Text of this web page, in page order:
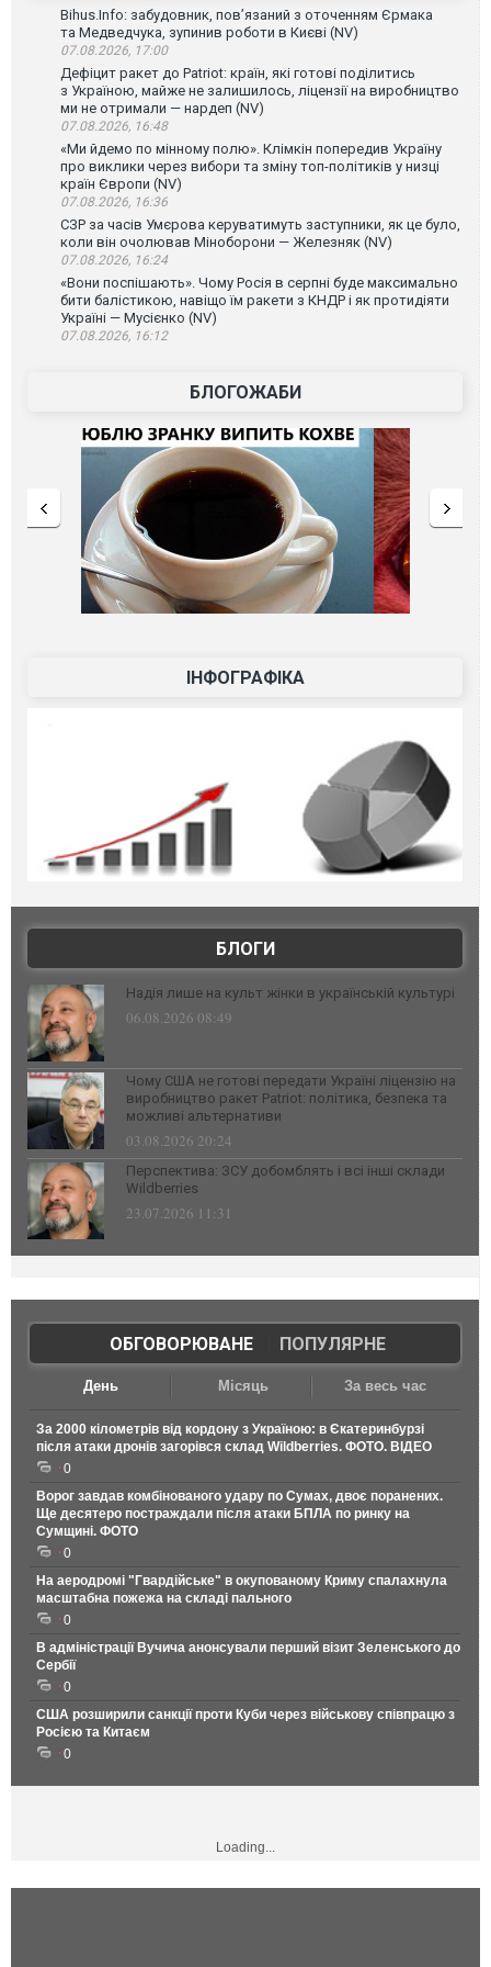
Bihus.Info: забудовник, пов’язаний з оточенням Єрмака
та Медведчука, зупинив роботи в Києві (NV)
07.08.2026, 17:00
Дефіцит ракет до Patriot: країн, які готові поділитись
з Україною, майже не залишилось, ліцензії на виробництво
ми не отримали — нардеп (NV)
07.08.2026, 16:48
«Ми йдемо по мінному полю». Клімкін попередив Україну
про виклики через вибори та зміну топ-політиків у низці
країн Європи (NV)
07.08.2026, 16:36
СЗР за часів Умєрова керуватимуть заступники, як це було,
коли він очолював Міноборони — Железняк (NV)
07.08.2026, 16:24
«Вони поспішають». Чому Росія в серпні буде максимально
бити балістикою, навіщо їм ракети з КНДР і як протидіяти
Україні — Мусієнко (NV)
07.08.2026, 16:12
БЛОГОЖАБИ
ІНФОГРАФІКА
БЛОГИ
Надія лише на культ жінки в українській культурі
06.08.2026 08:49
Чому США не готові передати Україні ліцензію на
виробництво ракет Patriot: політика, безпека та
можливі альтернативи
03.08.2026 20:24
Перспектива: ЗСУ добомблять і всі інші склади
Wildberries
23.07.2026 11:31
ОБГОВОРЮВАНЕ| ПОПУЛЯРНЕ
День Місяць За весь час
За 2000 кілометрів від кордону з Україною: в Єкатеринбурзі
після атаки дронів загорівся склад Wildberries. ФОТО. ВІДЕО
0
Ворог завдав комбінованого удару по Сумах, двоє поранених.
Ще десятеро постраждали після атаки БПЛА по ринку на
Сумщині. ФОТО
0
На аеродромі "Гвардійське" в окупованому Криму спалахнула
масштабна пожежа на складі пального
0
В адміністрації Вучича анонсували перший візит Зеленського до
Сербії
0
США розширили санкції проти Куби через військову співпрацю з
Росією та Китаєм
0
Loading...